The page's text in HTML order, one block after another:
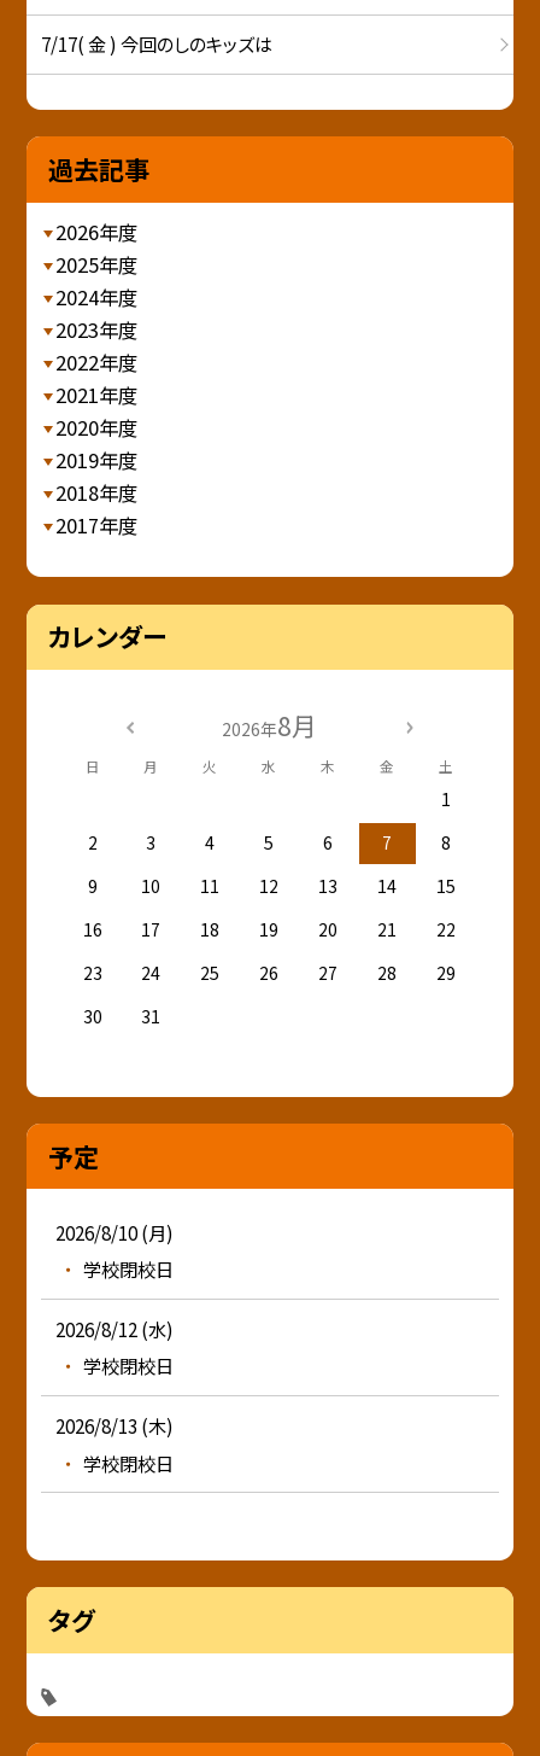
7/17( 金 ) 今回のしのキッズは
過去記事
2026年度
2025年度
2024年度
2023年度
2022年度
2021年度
2020年度
2019年度
2018年度
2017年度
カレンダー
2026年8月
日 月 火 水 木 金 土
1
2
3 4 5 6 7
8
9
10 11 12 13 14
15
16
17 18 19 20 21
22
23
24 25 26 27 28
29
30
31
予定
2026/8/10 (月)
学校閉校日
2026/8/12 (水)
学校閉校日
2026/8/13 (木)
学校閉校日
タグ